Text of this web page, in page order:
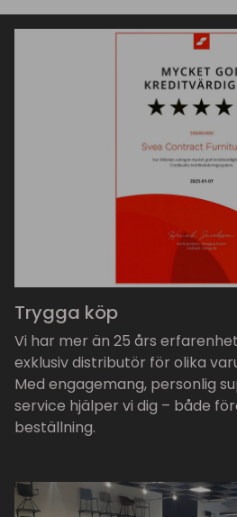
Trygga köp
Vi har mer än 25 års
exklusiv distributör för olika
Med engagemang, personlig
service hjälper vi dig – både
beställning.